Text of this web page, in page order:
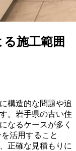
施工範囲
構造的な問題や追
。岩手県の古い住
なるケースが多く
活用すること
正確な見積もりに